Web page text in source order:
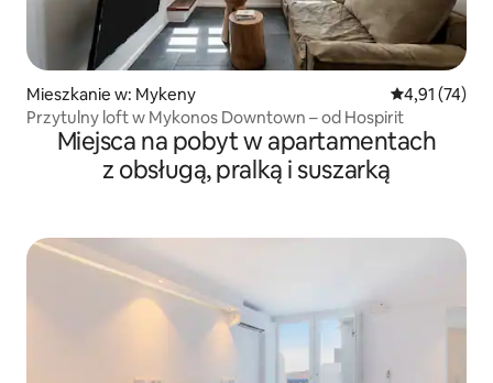
Mieszkanie w: Mykeny Średnia
4,91 (74)
Przytulny loft w Mykonos Downtown – od Hospirit
Miejsca na pobyt w apartamentach
z obsługą, pralką i suszarką